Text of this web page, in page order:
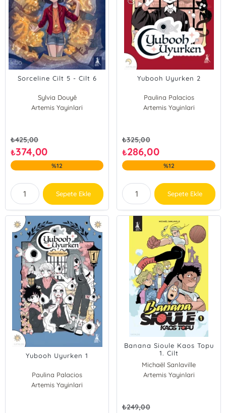
Sorceline Cilt 5 - Cilt 6
Sylvia Douyê
Artemis Yayinlari
₺425,00
₺374,00
%12
Sepete Ekle
Yubooh Uyurken 2
Paulina Palacios
Artemis Yayinlari
₺325,00
₺286,00
%12
Sepete Ekle
Yubooh Uyurken 1
Paulina Palacios
Artemis Yayinlari
Banana Sioule Kaos Topu
1. Cilt
Michaël Sanlaville
Artemis Yayinlari
₺249,00